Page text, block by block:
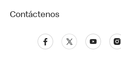
Contáctenos